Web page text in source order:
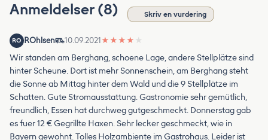
Anmeldelser (8) Skriv en vurdering
RO ROhlsen 10.09.2021 ★ ★ ★ ★ ★
Wir standen am Berghang, schoene Lage, andere Stellplätze sind
hinter Scheune. Dort ist mehr Sonnenschein, am Berghang steht
die Sonne ab Mittag hinter dem Wald und die 9 Stellplätze im
Schatten. Gute Stromausstattung. Gastronomie sehr gemütlich,
freundlich, Essen hat durchweg gutgeschmeckt. Donnerstag gab
es fuer 12 € Gegrillte Haxen. Sehr lecker geschmeckt, wie in
Bayern gewohnt. Tolles Holzambiente im Gastrohaus. Leider ist